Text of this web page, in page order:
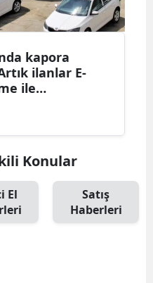
kapora
ilanlar E-
ile
Konular
El
Satış
Haberleri